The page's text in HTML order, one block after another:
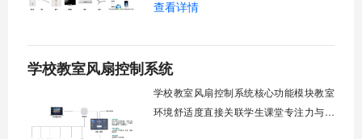
巡检盲区。保障教学环境温湿度适宜。数
块清单：远程集中控制。智能定时调度。
环境自适应调节。能耗监测统计。故障预
查看详情
学校教室风扇控制系统
学校教室风扇控制系统核心功能模块教室
环境舒适度直接关联学生课堂专注力与学